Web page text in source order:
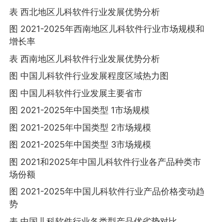
表 西北地区儿科软件行业发展优势分析
图 2021-2025年西南地区儿科软件行业市场规模和
增长率
表 西南地区儿科软件行业发展优势分析
图 中国儿科软件行业发展程度区域热力图
图 中国儿科软件行业发展主要省市
图 2021-2025年中国类型 1市场规模
图 2021-2025年中国类型 2市场规模
图 2021-2025年中国类型 3市场规模
图 2021和2025年中国儿科软件行业各产品种类市
场份额
图 2021-2025年中国儿科软件行业产品价格变动趋
势